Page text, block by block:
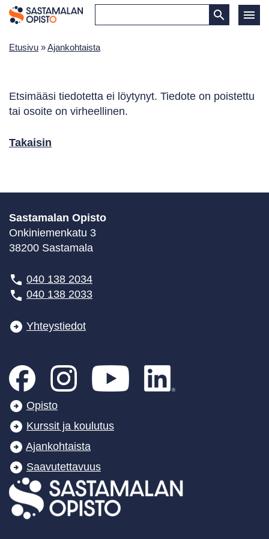
Etusivu »Ajankohtaista
Etsimääsi tiedotetta ei löytynyt. Tiedote on poistettu
tai osoite on virheellinen.
Takaisin
Sastamalan Opisto
Onkiniemenkatu 3
38200 Sastamala
040 138 2034
040 138 2033
Yhteystiedot
Opisto
Kurssit ja koulutus
Ajankohtaista
Saavutettavuus